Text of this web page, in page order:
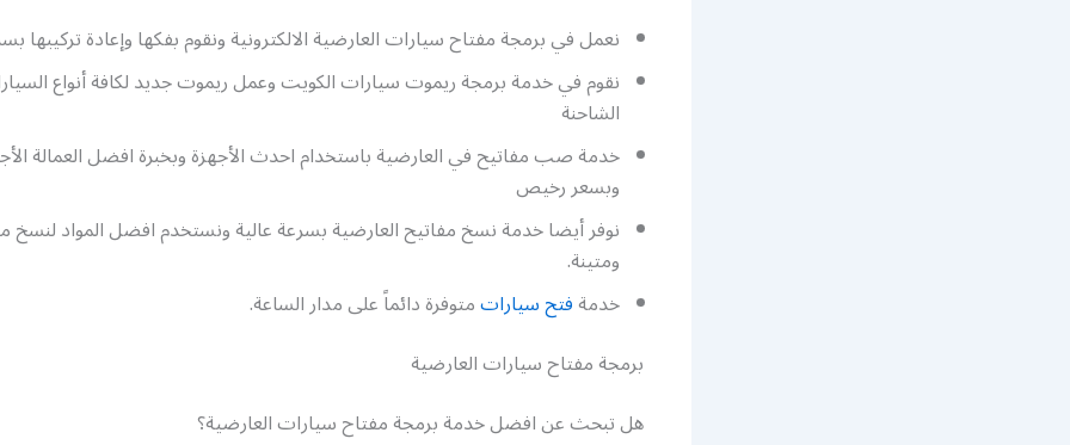
نعمل في برمجة مفتاح سيارات العارضية الالكترونية ونقوم بفكها وإعادة تركيبها
نقوم في خدمة برمجة ريموت سيارات الكويت وعمل ريموت جديد لكافة أنواع
الشاحنة
خدمة صب مفاتيح في العارضية باستخدام احدث الأجهزة وبخبرة افضل العمالة
وبسعر رخيص
نوفر أيضا خدمة نسخ مفاتيح العارضية بسرعة عالية ونستخدم افضل المواد
ومتينة.
خدمةفتح سياراتمتوفرة دائماً على مدار الساعة.
برمجة مفتاح سيارات العارضية
هل تبحث عن افضل خدمة برمجة مفتاح سيارات العارضية؟